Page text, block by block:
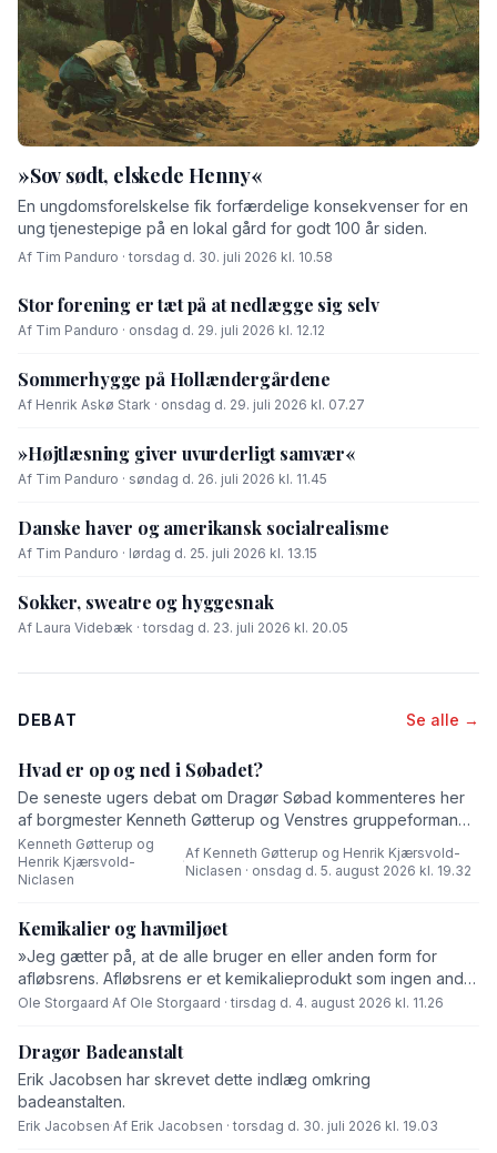
»Sov sødt, elskede Henny«
En ungdomsforelskelse fik forfærdelige konsekvenser for en
ung tjenestepige på en lokal gård for godt 100 år siden.
Af Tim Panduro · torsdag d. 30. juli 2026 kl. 10.58
Stor forening er tæt på at nedlægge sig selv
Af Tim Panduro · onsdag d. 29. juli 2026 kl. 12.12
Sommerhygge på Hollændergårdene
Af Henrik Askø Stark · onsdag d. 29. juli 2026 kl. 07.27
»Højtlæsning giver uvurderligt samvær«
Af Tim Panduro · søndag d. 26. juli 2026 kl. 11.45
Danske haver og amerikansk socialrealisme
Af Tim Panduro · lørdag d. 25. juli 2026 kl. 13.15
Sokker, sweatre og hyggesnak
Af Laura Videbæk · torsdag d. 23. juli 2026 kl. 20.05
DEBAT Se alle →
Hvad er op og ned i Søbadet?
De seneste ugers debat om Dragør Søbad kommenteres her
af borgmester Kenneth Gøtterup og Venstres gruppeformand
Henrik Kjærsvold-Niclasen.
Kenneth Gøtterup og
Henrik Kjærsvold-
Niclasen
·
Af Kenneth Gøtterup og Henrik Kjærsvold-
Niclasen · onsdag d. 5. august 2026 kl. 19.32
Kemikalier og havmiljøet
»Jeg gætter på, at de alle bruger en eller anden form for
afløbsrens. Afløbsrens er et kemikalieprodukt som ingen andre
end fabrikanten ved hvad består af,« skriver Ole Storgaard i
Ole Storgaard·Af Ole Storgaard · tirsdag d. 4. august 2026 kl. 11.26
Dragør Badeanstalt
Erik Jacobsen har skrevet dette indlæg omkring
badeanstalten.
Erik Jacobsen·Af Erik Jacobsen · torsdag d. 30. juli 2026 kl. 19.03